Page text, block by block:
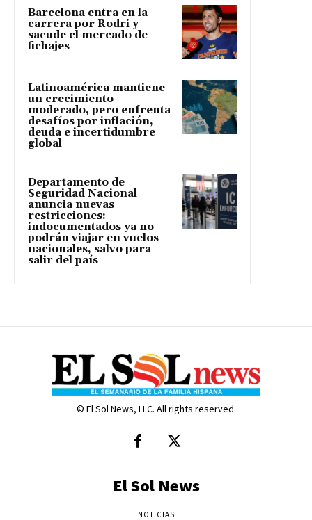
Barcelona entra en la
carrera por Rodri y
sacude el mercado de
fichajes
Latinoamérica mantiene
un crecimiento
moderado, pero enfrenta
desafíos por inflación,
deuda e incertidumbre
global
Departamento de
Seguridad Nacional
anuncia nuevas
restricciones:
indocumentados ya no
podrán viajar en vuelos
nacionales, salvo para
salir del país
© El Sol News, LLC. All rights reserved.
El Sol News
NOTICIAS